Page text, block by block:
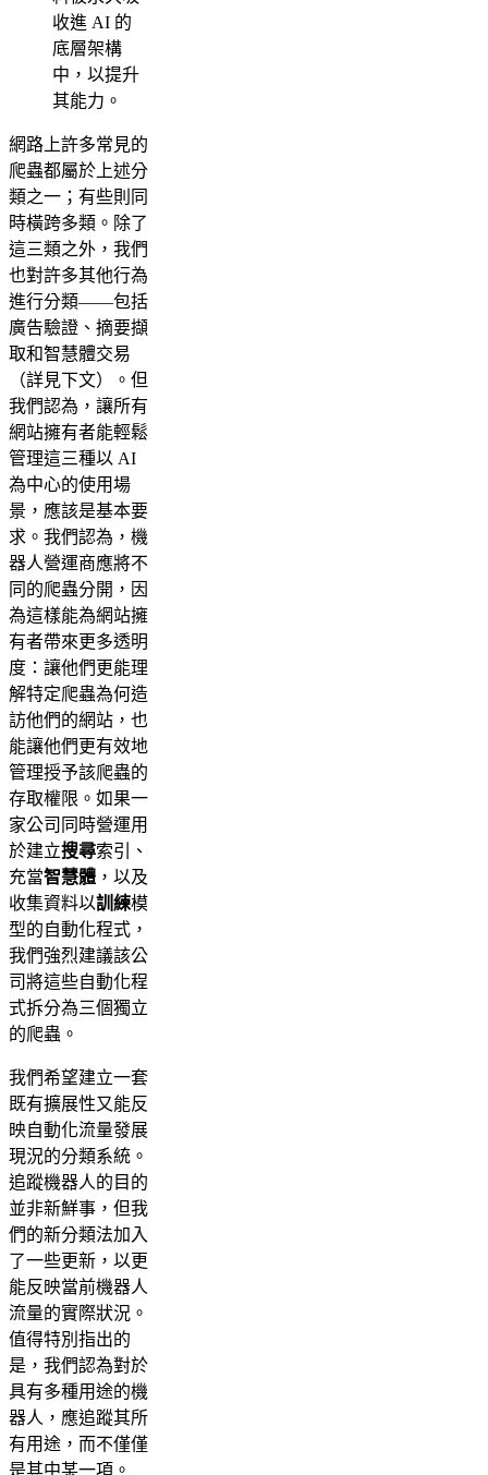
收進 AI 的
底層架構
中，以提升
其能力。
網路上許多常見的
爬蟲都屬於上述分
類之一；有些則同
時橫跨多類。除了
這三類之外，我們
也對許多其他行為
進行分類——包括
廣告驗證、摘要擷
取和智慧體交易
（詳見下文）。但
我們認為，讓所有
網站擁有者能輕鬆
管理這三種以 AI
為中心的使用場
景，應該是基本要
求。我們認為，機
器人營運商應將不
同的爬蟲分開，因
為這樣能為網站擁
有者帶來更多透明
度：讓他們更能理
解特定爬蟲為何造
訪他們的網站，也
能讓他們更有效地
管理授予該爬蟲的
存取權限。如果一
家公司同時營運用
於建立搜尋索引、
充當智慧體 ，以及
收集資料以訓練模
型的自動化程式，
我們強烈建議該公
司將這些自動化程
式拆分為三個獨立
的爬蟲。
我們希望建立一套
既有擴展性又能反
映自動化流量發展
現況的分類系統。
追蹤機器人的目的
並非新鮮事，但我
們的新分類法加入
了一些更新，以更
能反映當前機器人
流量的實際狀況。
值得特別指出的
是，我們認為對於
具有多種用途的機
器人，應追蹤其所
有用途，而不僅僅
是其中某一項。